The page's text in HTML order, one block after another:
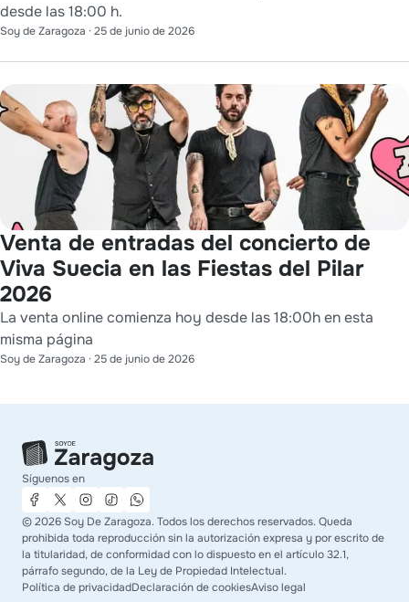
desde las 18:00 h.
Soy de Zaragoza · 25 de junio de 2026
Venta de entradas del concierto de
Viva Suecia en las Fiestas del Pilar
2026
La venta online comienza hoy desde las 18:00h en esta
misma página
Soy de Zaragoza · 25 de junio de 2026
Síguenos en
©2026 Soy De Zaragoza. Todos los derechos reservados. Queda
prohibida toda reproducción sin la autorización expresa y por escrito de
la titularidad, de conformidad con lo dispuesto en el artículo 32.1,
párrafo segundo, de la Ley de Propiedad Intelectual.
Política de privacidadDeclaración de cookiesAviso legal